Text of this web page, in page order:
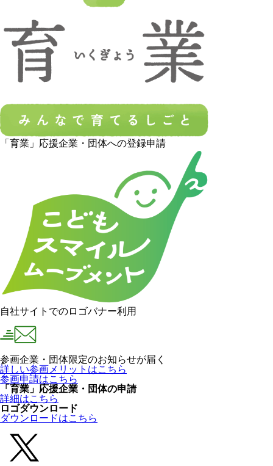
「育業」応援企業・団体への登録申請
自社サイトでのロゴバナー利用
参画企業・団体限定のお知らせが届く
詳しい参画メリットはこちら
参画申請はこちら
「育業」応援企業・団体の申請
詳細はこちら
ロゴダウンロード
ダウンロードはこちら